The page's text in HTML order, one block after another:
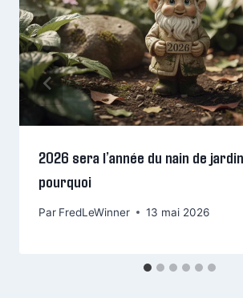
2026 sera l’année du nain de
pourquoi
Par FredLeWinner 13 mai 2026